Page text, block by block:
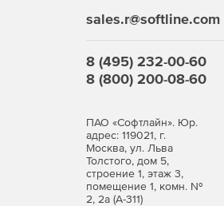
sales.r@softline.com
8 (495) 232-00-60
8 (800) 200-08-60
ПАО «Софтлайн». Юр.
адрес: 119021, г.
Москва, ул. Льва
Толстого, дом 5,
строение 1, этаж 3,
помещение 1, комн. №
2, 2а (А-311)